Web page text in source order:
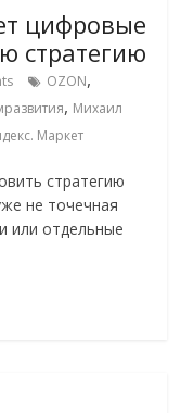
цифровые
стратегию
OZON,
, Михаил
Маркет
стратегию
не точечная
или отдельные